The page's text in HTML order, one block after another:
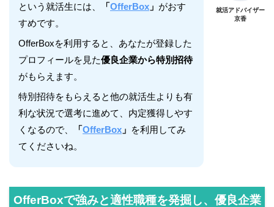
という就活生には、
「OfferBox 」 がおす
すめです。
OfferBoxを利用すると、あなたが登録した
プロフィールを見た優良企業から特別招待
がもらえます。
特別招待をもらえると他の就活生よりも有
利な状況で選考に進めて、内定獲得しやす
くなるので、
「OfferBox 」 を利用してみ
てくださいね。
就活アドバイザー
京香
OfferBoxで強みと適性職種を発掘し、優良企業